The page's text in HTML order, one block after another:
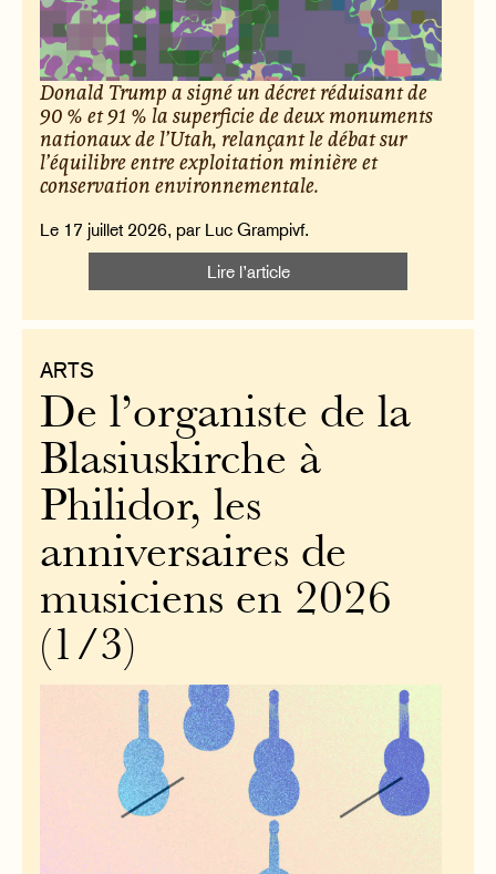
Donald Trump a signé un décret réduisant de
90 % et 91 % la superficie de deux monuments
nationaux de l’Utah, relançant le débat sur
l’équilibre entre exploitation minière et
conservation environnementale.
Le 17 juillet 2026, par Luc Grampivf.
Lire l’article
ARTS
De l’organiste de la
Blasiuskirche à
Philidor, les
anniversaires de
musiciens en 2026
(1/3)